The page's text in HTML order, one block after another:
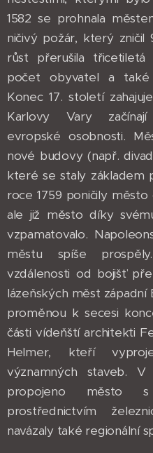
1582 se prohnala
ničivý požár, který zničil
růst přerušila
počet obyvatel a také
Konec 17. století
Karlovy Vary
evropské osobnosti.
nové budovy (např.
které se staly základem
roce 1759 poničily
ale již město díky
vzpamatovalo.
městu spíše
vzdálenosti od bojišť
lázeňských měst
proměnou k secesi
části vídeňští architekti
Helmer, kteří
významných staveb.
propojeno město
prostřednictvím
navázaly také regionální